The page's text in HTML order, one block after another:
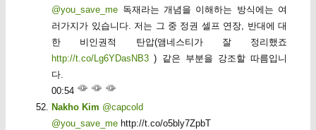
@you_save_me 독재라는 개념을 이해하는 방식에는 여
러가지가 있습니다. 저는 그 중 정권 셀프 연장, 반대에 대
한 비인권적 탄압(앰네스티가 잘 정리했죠
http://t.co/Lg6YDasNB3 ) 같은 부분을 강조할 따름입니
다.
00:54
Nakho Kim @capcold
@you_save_me http://t.co/o5bly7ZpbT